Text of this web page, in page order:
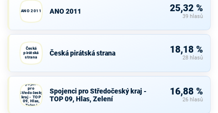
ANO 2011 ANO 2011 25,32 %
39 hlasů
Česká
pirátská
strana
Česká pirátská strana 18,18 %
28 hlasů
Spojenci
pro
Středočeský
kraj - TOP
09, Hlas,
Zelení
Spojenci pro Středočeský kraj -
TOP 09, Hlas, Zelení
16,88 %
26 hlasů